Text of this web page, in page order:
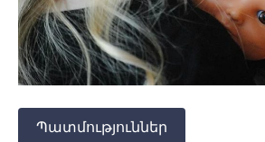
Պատմություններ